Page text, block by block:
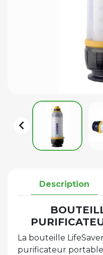

Description
La bouteille
purificateur